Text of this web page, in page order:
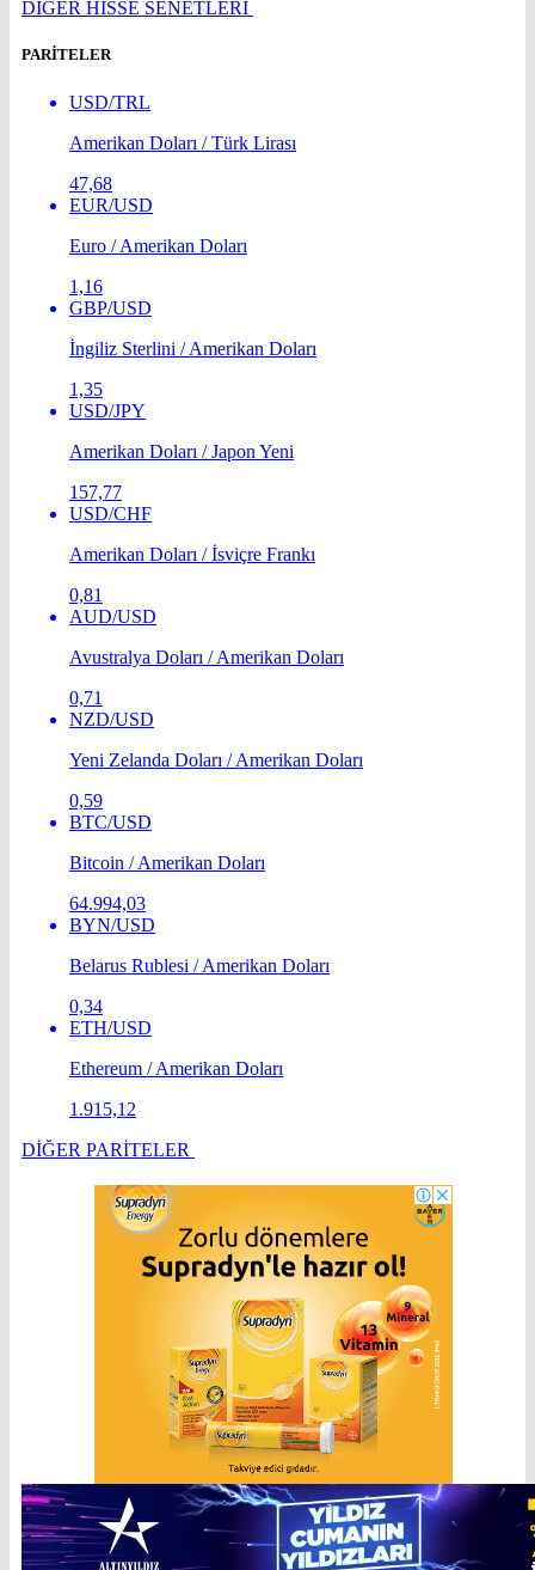
DİĞER HİSSE SENETLERİ
PARİTELER
USD/TRL
Amerikan Doları / Türk Lirası
47,68
EUR/USD
Euro / Amerikan Doları
1,16
GBP/USD
İngiliz Sterlini / Amerikan Doları
1,35
USD/JPY
Amerikan Doları / Japon Yeni
157,77
USD/CHF
Amerikan Doları / İsviçre Frankı
0,81
AUD/USD
Avustralya Doları / Amerikan Doları
0,71
NZD/USD
Yeni Zelanda Doları / Amerikan Doları
0,59
BTC/USD
Bitcoin / Amerikan Doları
64.994,03
BYN/USD
Belarus Rublesi / Amerikan Doları
0,34
ETH/USD
Ethereum / Amerikan Doları
1.915,12
DİĞER PARİTELER